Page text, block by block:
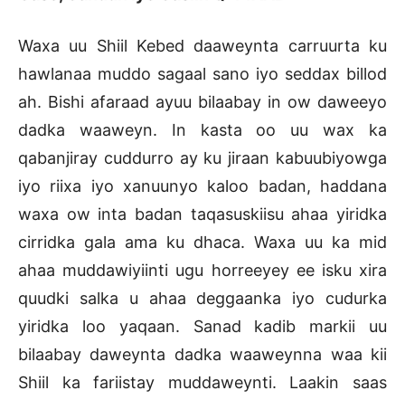
Waxa uu Shiil Kebed daaweynta carruurta ku
hawlanaa muddo sagaal sano iyo seddax billod
ah. Bishi afaraad ayuu bilaabay in ow daweeyo
dadka waaweyn. In kasta oo uu wax ka
qabanjiray cuddurro ay ku jiraan kabuubiyowga
iyo riixa iyo xanuunyo kaloo badan, haddana
waxa ow inta badan taqasuskiisu ahaa yiridka
cirridka gala ama ku dhaca. Waxa uu ka mid
ahaa muddawiyiinti ugu horreeyey ee isku xira
quudki salka u ahaa deggaanka iyo cudurka
yiridka loo yaqaan. Sanad kadib markii uu
bilaabay daweynta dadka waaweynna waa kii
Shiil ka fariistay muddaweynti. Laakin saas